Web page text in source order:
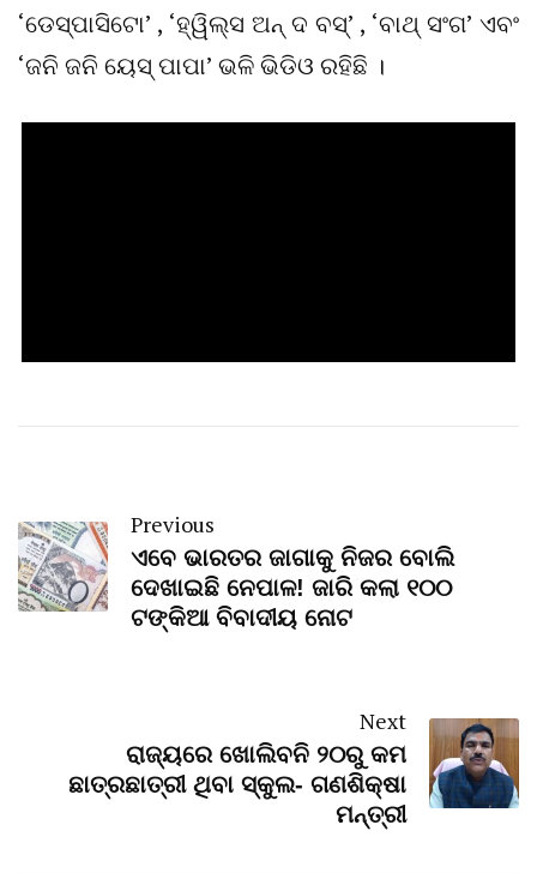
‘ଡେସ୍ପାସିଟୋ’ , ‘ହ୍ୱିଲ୍ସ ଅନ୍ ଦ ବସ୍’ , ‘ବାଥ୍ ସଂଗ’ ଏବଂ
‘ଜନି ଜନି ୟେସ୍ ପାପା’ ଭଳି ଭିଡିଓ ରହିଛି ।
Previous
ଏବେ ଭାରତର ଜାଗାକୁ ନିଜର ବୋଲି
ଦେଖାଇଛି ନେପାଳ! ଜାରି କଲା ୧୦୦
ଟଙ୍କିଆ ବିବାଦୀୟ ନୋଟ
Next
ରାଜ୍ୟରେ ଖୋଲିବନି ୨୦ରୁ କମ
ଛାତ୍ରଛାତ୍ରୀ ଥିବା ସ୍କୁଲ- ଗଣଶିକ୍ଷା
ମନ୍ତ୍ରୀ